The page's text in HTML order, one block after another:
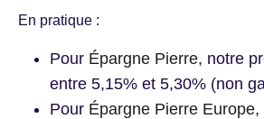
En pratique :
Pour Épargne Pierre, notre
entre 5,15% et 5,30% (non
Pour Épargne Pierre Europe,